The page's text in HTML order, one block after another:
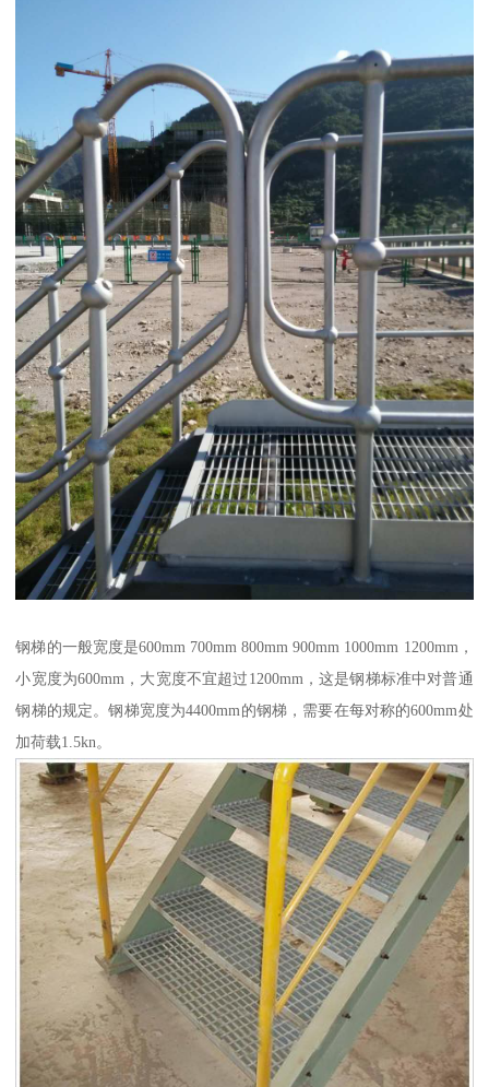
钢梯的一般宽度是600mm 700mm 800mm 900mm 1000mm 1200mm，
小宽度为600mm，大宽度不宜超过1200mm，这是钢梯标准中对普通
钢梯的规定。钢梯宽度为4400mm的钢梯，需要在每对称的600mm处
加荷载1.5kn。